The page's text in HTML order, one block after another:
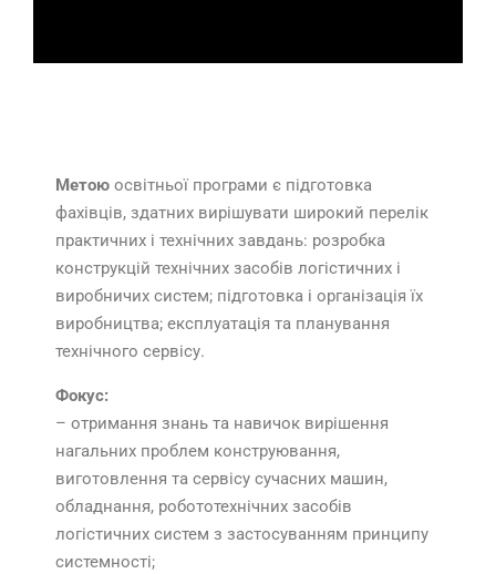
Метою освітньої програми є підготовка
фахівців, здатних вирішувати широкий перелік
практичних і технічних завдань: розробка
конструкцій технічних засобів логістичних і
виробничих систем; підготовка і організація їх
виробництва; експлуатація та планування
технічного сервісу.
Фокус:
– отримання знань та навичок вирішення
нагальних проблем конструювання,
виготовлення та сервісу сучасних машин,
обладнання, робототехнічних засобів
логістичних систем з застосуванням принципу
системності;